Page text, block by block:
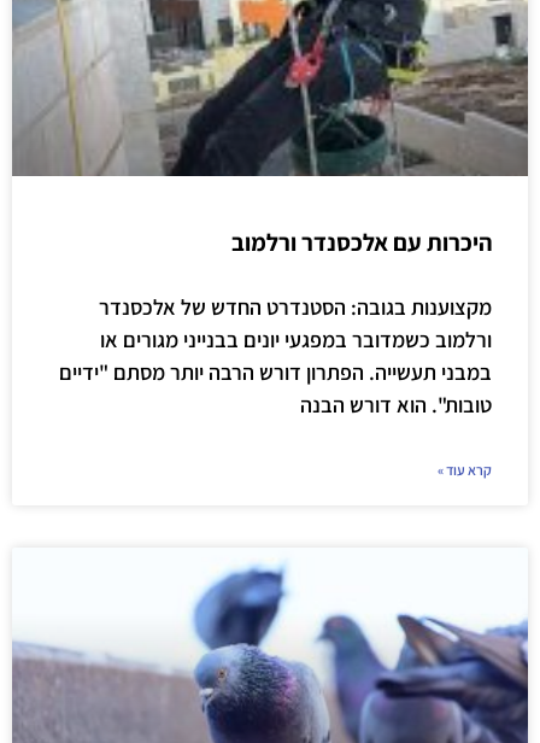
היכרות עם אלכסנדר ורלמוב
מקצוענות בגובה: הסטנדרט החדש של אלכסנדר
ורלמוב כשמדובר במפגעי יונים בבנייני מגורים או
במבני תעשייה. הפתרון דורש הרבה יותר מסתם "ידיים
טובות". הוא דורש הבנה
קרא עוד »